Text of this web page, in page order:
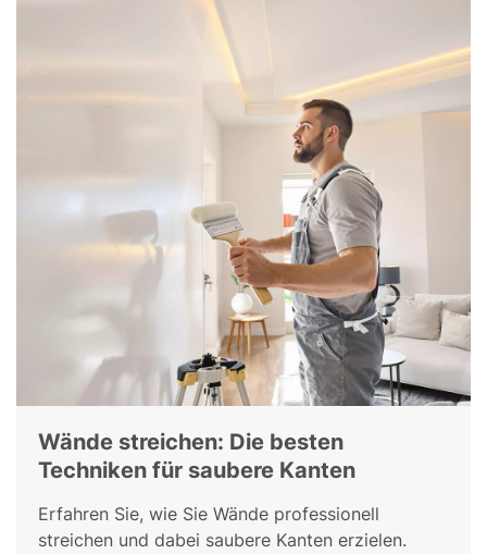
Wände streichen: Die besten
Techniken für saubere Kanten
Erfahren Sie, wie Sie Wände professionell
streichen und dabei saubere Kanten erzielen.